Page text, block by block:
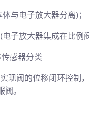
与电子放大器分离)；
子放大器集成在比例
感器分类
现阀的位移闭环控制
阀。